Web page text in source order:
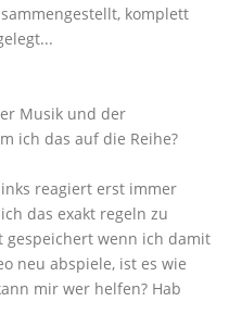
komplett
Musik und der
ich das auf die Reihe?
reagiert erst immer
das exakt regeln zu
gespeichert wenn ich damit
neu abspiele, ist es wie
mir wer helfen? Hab